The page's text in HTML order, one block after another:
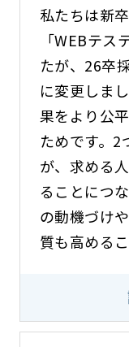
私たちは新
「WEBテス
たが、26卒
に変更しま
果をより公
ためです。2
が、求める
ることにつ
の動機づけ
質も高める